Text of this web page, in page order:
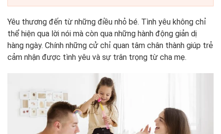
Yêu thương đến từ những điều nhỏ bé. Tình yêu không chỉ
thể hiện qua lời nói mà còn qua những hành động giản dị
hàng ngày. Chính những cử chỉ quan tâm chân thành giúp trẻ
cảm nhận được tình yêu và sự trân trọng từ cha mẹ.